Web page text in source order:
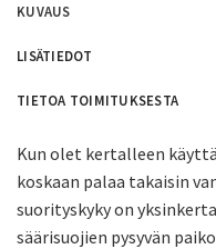
KUVAUS
LISÄTIEDOT
TIETOA TOIMITUKSESTA
Kun olet kertalleen
koskaan palaa takaisin
suorityskyky on
säärisuojien pysyvän